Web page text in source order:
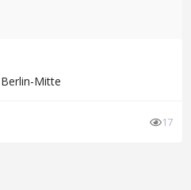
Berlin-Mitte
17